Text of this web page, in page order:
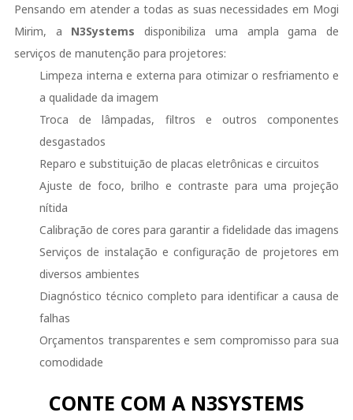
Pensando em atender a todas as suas necessidades em Mogi
Mirim, a N3Systems disponibiliza uma ampla gama de
serviços de manutenção para projetores:
Limpeza interna e externa para otimizar o resfriamento e
a qualidade da imagem
Troca de lâmpadas, filtros e outros componentes
desgastados
Reparo e substituição de placas eletrônicas e circuitos
Ajuste de foco, brilho e contraste para uma projeção
nítida
Calibração de cores para garantir a fidelidade das imagens
Serviços de instalação e configuração de projetores em
diversos ambientes
Diagnóstico técnico completo para identificar a causa de
falhas
Orçamentos transparentes e sem compromisso para sua
comodidade
CONTE COM A N3SYSTEMS